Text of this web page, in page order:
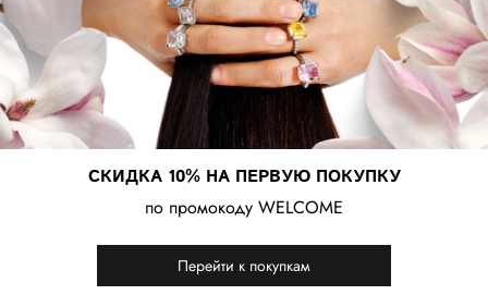
Серебряные серьги-
пусеты с рубиновым
Серебряные серьги
пусеты с корундом
СКИДКА 10% НА ПЕРВУЮ ПОКУПКУ
по промокоду WELCOME
Перейти к покупкам